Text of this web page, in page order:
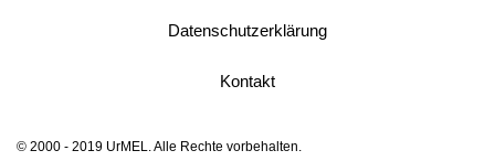
Datenschutzerklärung
Kontakt
© 2000 - 2019 UrMEL. Alle Rechte vorbehalten.